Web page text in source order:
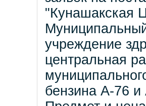
"Кунашакская
учреждение
центральная
бензина А-76